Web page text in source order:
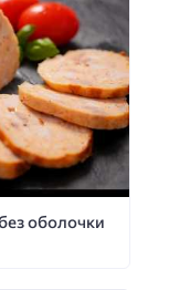
оболочки